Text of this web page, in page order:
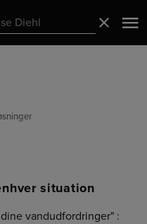
situation
vandudfordringer" :